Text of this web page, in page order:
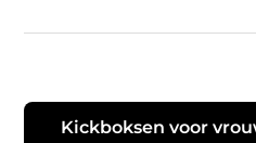
Kickboksen voor